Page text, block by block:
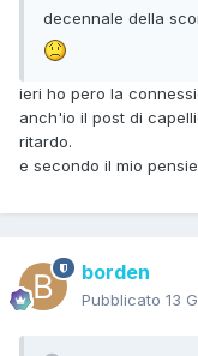
decennale della
ieri ho pero la
anch'io il post di
ritardo.
e secondo il mio
borden
Pubblicato 13